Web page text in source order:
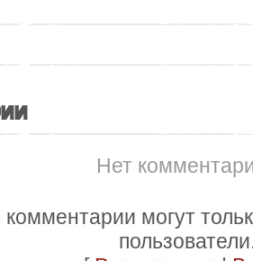
Нет
комментарии могут